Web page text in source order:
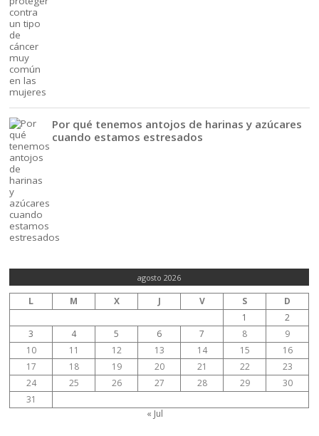
Por qué tenemos antojos de harinas y azúcares
cuando estamos estresados
agosto 2026
L M X J V S
D
1
2
3
4 5 6 7 8
9
10
11 12 13 14 15
16
17
18 19 20 21 22
23
24
25 26 27 28 29
30
31
« Jul